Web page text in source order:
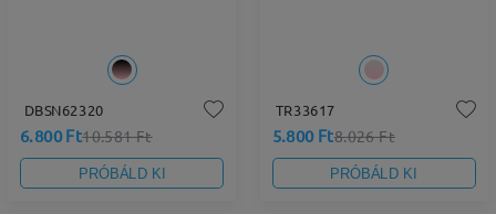
DBSN62320
6.800 Ft10.581 Ft
PRÓBÁLD KI
TR33617
5.800 Ft8.026 Ft
PRÓBÁLD KI